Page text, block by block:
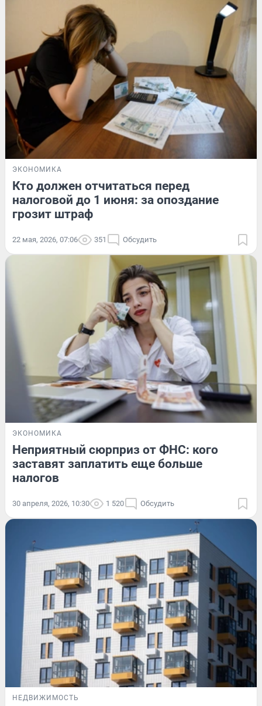
ЭКОНОМИКА
Кто должен отчитаться перед
налоговой до 1 июня: за опоздание
грозит штраф
22 мая, 2026, 07:06 351 Обсудить
ЭКОНОМИКА
Неприятный сюрприз от ФНС: кого
заставят заплатить еще больше
налогов
30 апреля, 2026, 10:30 1 520 Обсудить
НЕДВИЖИМОСТЬ